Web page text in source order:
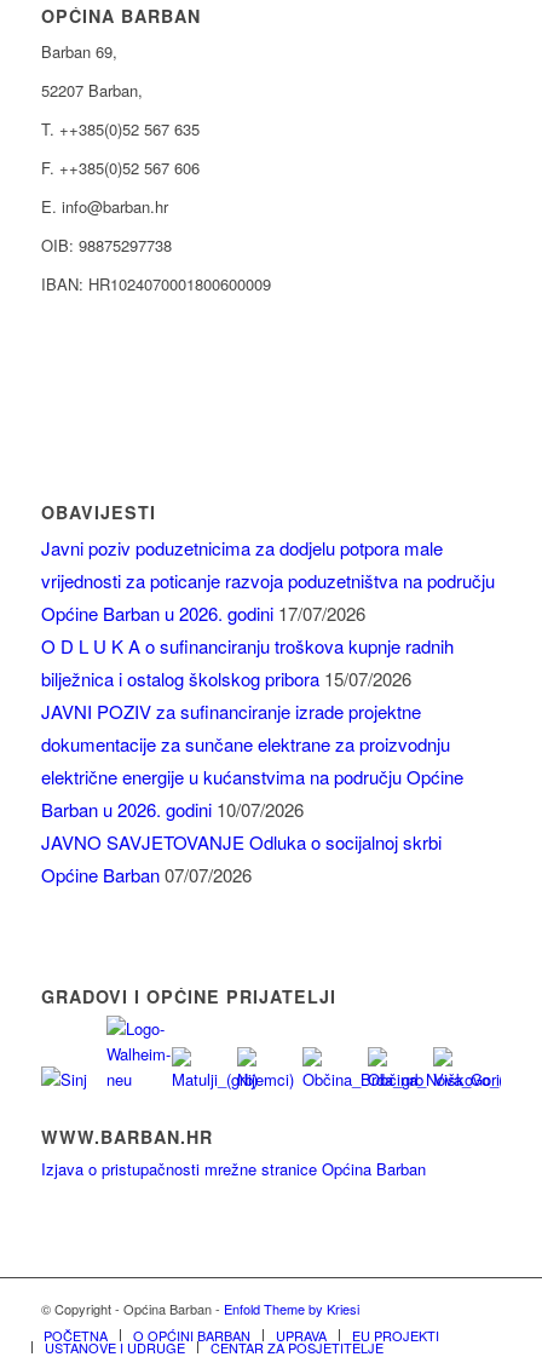
OPĆINA BARBAN
Barban 69,
52207 Barban,
T. ++385(0)52 567 635
F. ++385(0)52 567 606
E. info@barban.hr
OIB: 98875297738
IBAN: HR1024070001800600009
OBAVIJESTI
Javni poziv poduzetnicima za dodjelu potpora male
vrijednosti za poticanje razvoja poduzetništva na području
Općine Barban u 2026. godini 17/07/2026
O D L U K A o sufinanciranju troškova kupnje radnih
bilježnica i ostalog školskog pribora 15/07/2026
JAVNI POZIV za sufinanciranje izrade projektne
dokumentacije za sunčane elektrane za proizvodnju
električne energije u kućanstvima na području Općine
Barban u 2026. godini 10/07/2026
JAVNO SAVJETOVANJE Odluka o socijalnoj skrbi
Općine Barban 07/07/2026
GRADOVI I OPĆINE PRIJATELJI
WWW.BARBAN.HR
Izjava o pristupačnosti mrežne stranice Općina Barban
© Copyright - Općina Barban - Enfold Theme by Kriesi
POČETNA
O OPĆINI BARBAN UPRAVA EU PROJEKTI
USTANOVE I UDRUGE CENTAR ZA POSJETITELJE